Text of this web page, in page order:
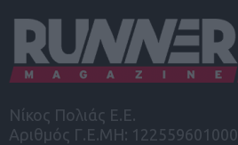
Νίκος Πολιάς Ε.Ε.
Αριθμός Γ.Ε.ΜΗ: 122559601000